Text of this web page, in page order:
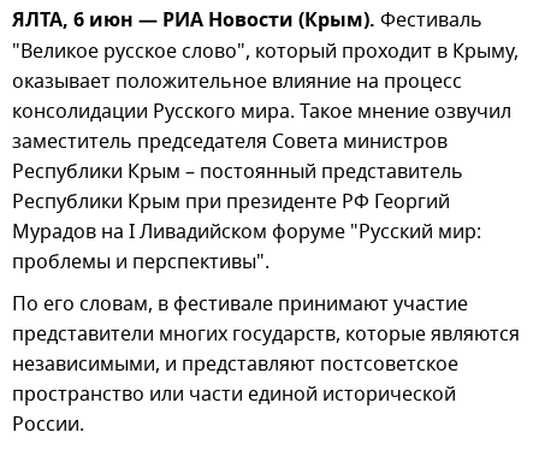
ЯЛТА, 6 июн — РИА Новости (Крым). Фестиваль
"Великое русское слово", который проходит в Крыму,
оказывает положительное влияние на процесс
консолидации Русского мира. Такое мнение озвучил
заместитель председателя Совета министров
Республики Крым – постоянный представитель
Республики Крым при президенте РФ Георгий
Мурадов на I Ливадийском форуме "Русский мир:
проблемы и перспективы".
По его словам, в фестивале принимают участие
представители многих государств, которые являются
независимыми, и представляют постсоветское
пространство или части единой исторической
России.